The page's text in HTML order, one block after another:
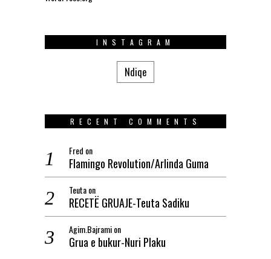
INSTAGRAM
Ndiqe
RECENT COMMENTS
Fred on
Flamingo Revolution/Arlinda Guma
Teutaon
RECETË GRUAJE-Teuta Sadiku
Agim.Bajramion
Grua e bukur-Nuri Plaku